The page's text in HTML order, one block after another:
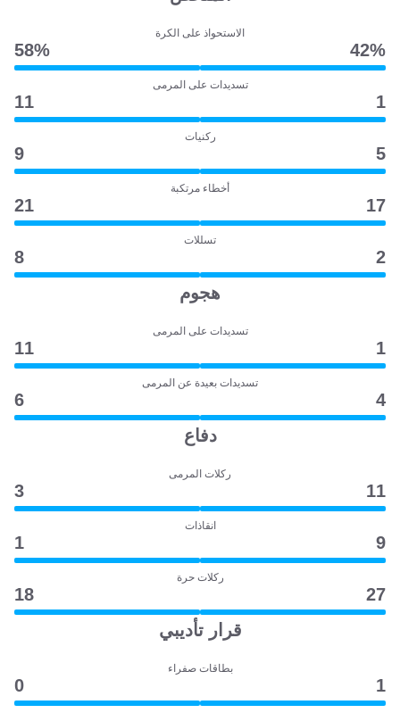
الاستحواذ على الكرة
42‎%‎
58‎%‎
تسديدات على المرمى
1
11
ركنيات
5
9
أخطاء مرتكبة
17
21
تسللات
2
8
هجوم
تسديدات على المرمى
1
11
تسديدات بعيدة عن المرمى
4
6
دفاع
ركلات المرمى
11
3
انقاذات
9
1
ركلات حرة
27
18
قرار تأديبي
بطاقات صفراء
1
0